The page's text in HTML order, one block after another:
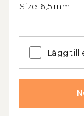
Size: 6,5 mm
Lägg till